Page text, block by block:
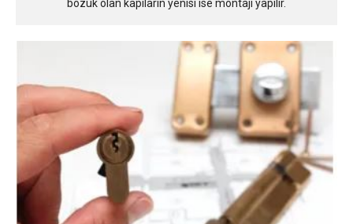
bozuk olan kapıların yenisi ise montajı yapılır.